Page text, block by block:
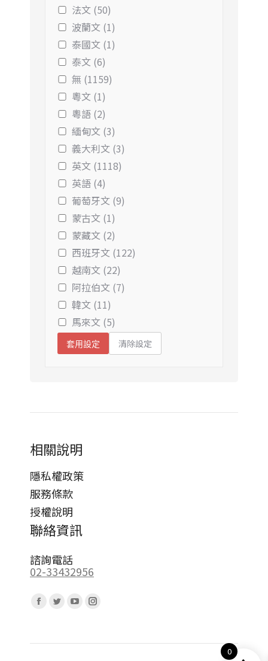
法文 (50)
波蘭文 (1)
泰國文 (1)
泰文 (6)
無 (1159)
粵文 (1)
粵語 (2)
緬甸文 (3)
義大利文 (3)
英文 (1118)
英語 (4)
葡萄牙文 (9)
蒙古文 (1)
蒙藏文 (2)
西班牙文 (122)
越南文 (22)
阿拉伯文 (7)
韓文 (11)
馬來文 (5)
套用設定 清除設定
相關說明
隱私權政策
服務條款
授權說明
聯絡資訊
諮詢電話
02-33432956
Facebook
opens
Twitter
opens
YouTube
opens
Instagram
opens
0